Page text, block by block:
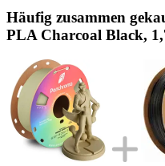
Häufig zusammen
PLA Charcoal Black,